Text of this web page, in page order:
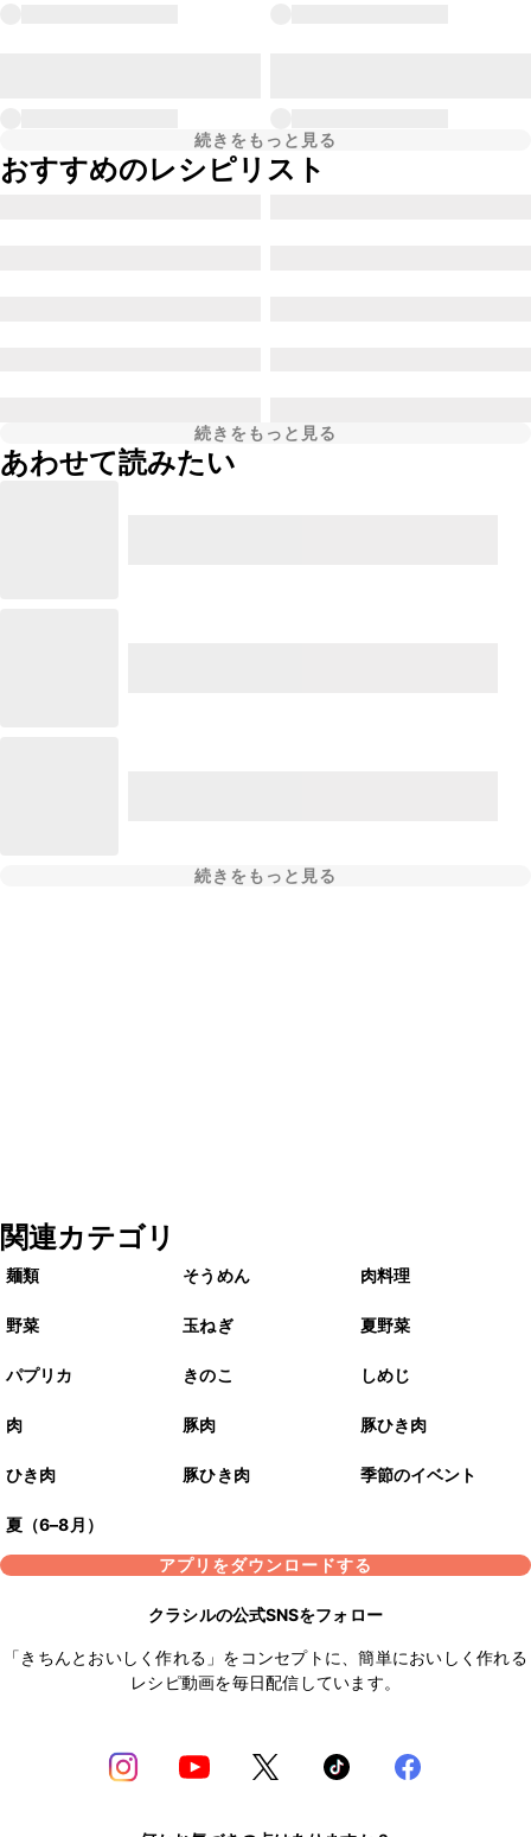
続きをもっと見る
おすすめのレシピリスト
続きをもっと見る
あわせて読みたい
続きをもっと見る
関連カテゴリ
麺類 そうめん 肉料理
野菜 玉ねぎ 夏野菜
パプリカ きのこ しめじ
肉 豚肉 豚ひき肉
ひき肉 豚ひき肉 季節のイベント
夏（6–8月）
アプリをダウンロードする
クラシルの公式SNSをフォロー
「きちんとおいしく作れる」をコンセプトに、簡単においしく作れる
レシピ動画を毎日配信しています。